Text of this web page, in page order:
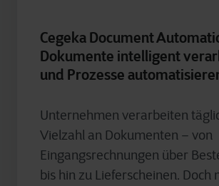
Cegeka Document
Dokumente intelligent
und Prozesse
Unternehmen verarbeiten
Vielzahl an Dokumenten – von
Eingangsrechnungen über
bis hin zu Lieferscheinen. Doch